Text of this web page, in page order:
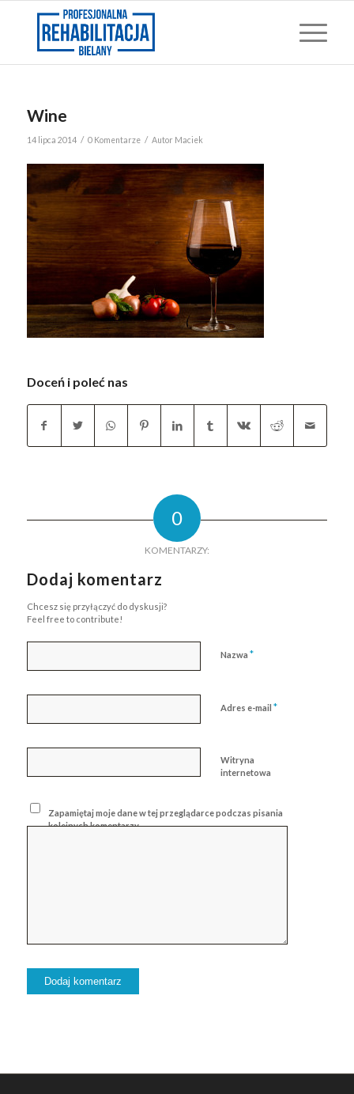
Wine
14 lipca 2014 / 0 Komentarze / Autor Maciek
Doceń i poleć nas
0
KOMENTARZY:
Dodaj komentarz
Chcesz się przyłączyć do dyskusji?
Feel free to contribute!
Nazwa *
Adres e-mail *
Witryna
internetowa
Zapamiętaj moje dane w tej przeglądarce podczas pisania
kolejnych komentarzy.